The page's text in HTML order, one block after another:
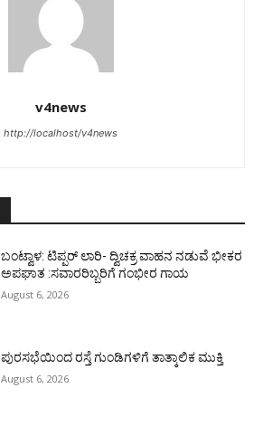
v4news
http://localhost/v4news
ಬಂಟ್ವಾಳ: ಟಿಪ್ಪರ್ ಲಾರಿ- ದ್ವಿಚಕ್ರ ವಾಹನ ನಡುವೆ ಭೀಕರ
ಅಪಘಾತ :ಸವಾರರಿಬ್ಬರಿಗೆ ಗಂಭೀರ ಗಾಯ
August 6, 2026
ಪುರಸಭೆಯಿಂದ ರಸ್ತೆ ಗುಂಡಿಗಳಿಗೆ ತಾತ್ಕಾಲಿಕ ಮುಕ್ತಿ
August 6, 2026